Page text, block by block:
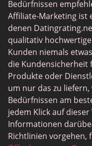
Gay Dating
Lesbian Dating
Black Dating Sites
SugarDaddyMeet
LatinAmericanCupid
CatholicMatch
Bedürfnissen
Affiliate-Marketing ist
denen
qualitativ
Kunden niemals
die
Produkte oder
um nur das zu
Bedürfnissen am
jedem Klick auf
Informationen
Richtlinien vorgehen,